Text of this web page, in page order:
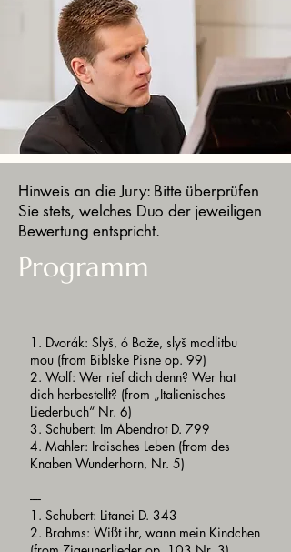
Hinweis an die Jury: Bitte überprüfen
Sie stets, welches Duo der jeweiligen
Bewertung entspricht.
Programm
1. Dvorák: Slyš, ó Bože, slyš modlitbu
mou (from Biblske Pisne op. 99)
2. Wolf: Wer rief dich denn? Wer hat
dich herbestellt? (from „Italienisches
Liederbuch“ Nr. 6)
3. Schubert: Im Abendrot D. 799
4. Mahler: Irdisches Leben (from des
Knaben Wunderhorn, Nr. 5)
----
1. Schubert: Litanei D. 343
2. Brahms: Wißt ihr, wann mein Kindchen